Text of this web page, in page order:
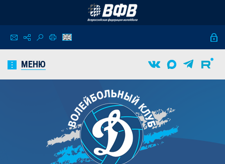
МЕНЮ